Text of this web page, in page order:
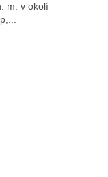
m. v okolí